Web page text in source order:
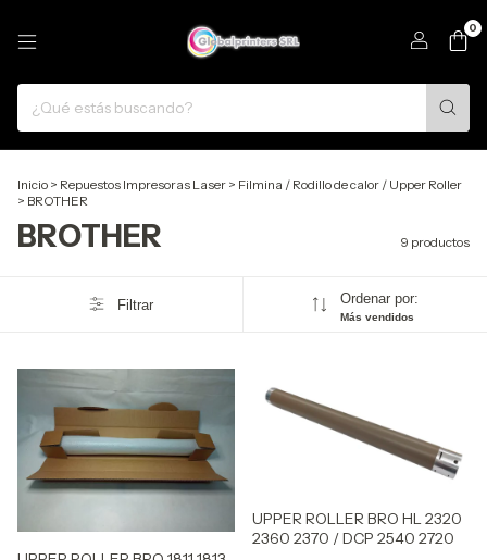
0
Inicio > Repuestos Impresoras Laser > Filmina / Rodillo de calor / Upper Roller
> BROTHER
BROTHER 9 productos
Filtrar Ordenar por:
Más vendidos
UPPER ROLLER BRO HL 2320
2360 2370 / DCP 2540 2720